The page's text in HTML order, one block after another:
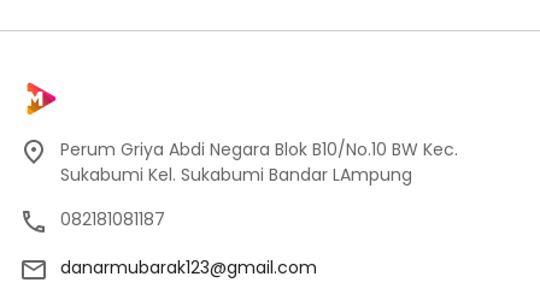
Perum Griya Abdi Negara Blok B10/No.10 BW Kec.
Sukabumi Kel. Sukabumi Bandar LAmpung
082181081187
danarmubarak123@gmail.com